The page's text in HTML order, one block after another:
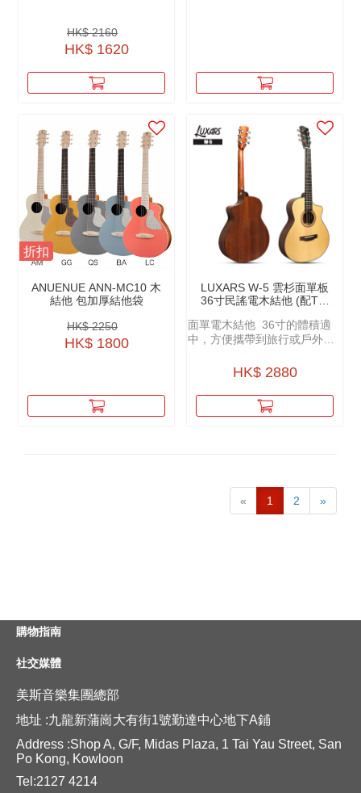
HK$ 2160
HK$ 1620
折扣
ANUENUE ANN-MC10 木
結他 包加厚結他袋
HK$ 2250
HK$ 1800
LUXARS W-5 雲杉面單板
36寸民謠電木結他 (配TE-
面單電木結他 36寸的體積適
中，方便攜帶到旅行或戶外演
HK$ 2880
« 1 2 »
購物指南
社交媒體
美斯音樂集團總部
地址 :九龍新蒲崗大有街1號勤達中心地下A鋪
Address :Shop A, G/F, Midas Plaza, 1 Tai Yau Street, San
Po Kong, Kowloon
Tel:2127 4214